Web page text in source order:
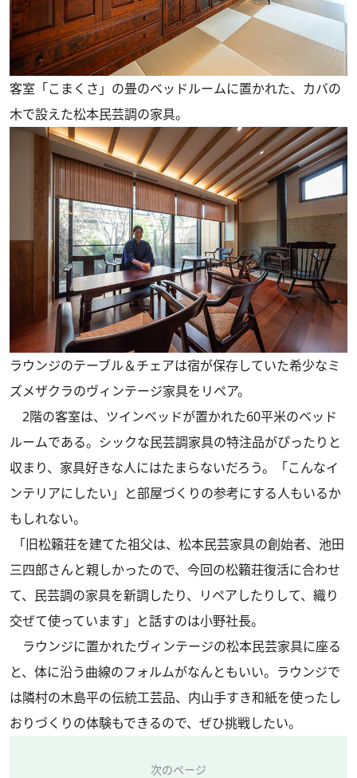
客室「こまくさ」の畳のベッドルームに置かれた、カバの
木で設えた松本民芸調の家具。
ラウンジのテーブル＆チェアは宿が保存していた希少なミ
ズメザクラのヴィンテージ家具をリペア。
2階の客室は、ツインベッドが置かれた60平米のベッド
ルームである。シックな民芸調家具の特注品がぴったりと
収まり、家具好きな人にはたまらないだろう。「こんなイ
ンテリアにしたい」と部屋づくりの参考にする人もいるか
もしれない。
「旧松籟荘を建てた祖父は、松本民芸家具の創始者、池田
三四郎さんと親しかったので、今回の松籟荘復活に合わせ
て、民芸調の家具を新調したり、リペアしたりして、織り
交ぜて使っています」と話すのは小野社長。
ラウンジに置かれたヴィンテージの松本民芸家具に座る
と、体に沿う曲線のフォルムがなんともいい。ラウンジで
は隣村の木島平の伝統工芸品、内山手すき和紙を使ったし
おりづくりの体験もできるので、ぜひ挑戦したい。
次のページ